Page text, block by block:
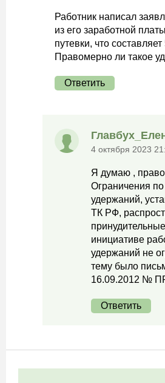
Работник написал
из его заработной
путевки, что
Правомерно ли такое
Ответить
4 октября 2023
Я думаю ,
Ограничения
удержаний,
ТК РФ,
инициативе
удержаний не
тему было
16.09.2012 №
Ответить